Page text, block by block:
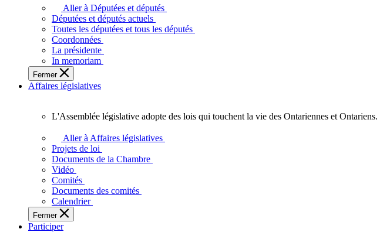
députées
députés
vous
représentent
sein
de
l'Assemblée
l'Ontario.
Aller à Députées et députés
Députées et députés actuels
Toutes les députées et tous les députés
Coordonnées
La présidente
In memoriam
Fermer
Affaires législatives
législative
adopte
touchent
vie
des
Ontariennes
L'Assemblée législative adopte des lois qui touchent la vie des Ontariennes et Ontariens.
Aller à Affaires législatives
Projets de loi
Documents de la Chambre
Vidéo
Comités
Documents des comités
Calendrier
Fermer
Participer